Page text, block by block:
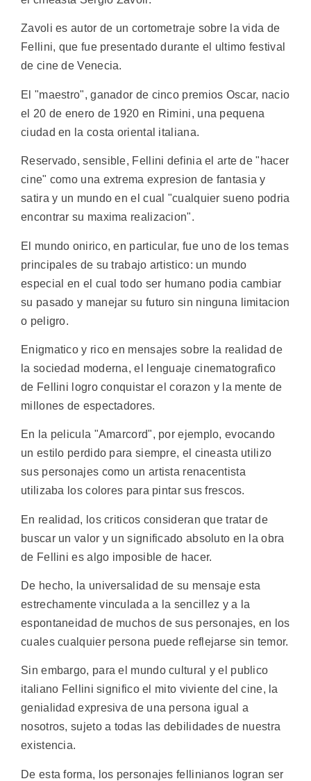
Zavoli es autor de un cortometraje sobre la vida de
Fellini, que fue presentado durante el ultimo festival
de cine de Venecia.
El "maestro", ganador de cinco premios Oscar, nacio
el 20 de enero de 1920 en Rimini, una pequena
ciudad en la costa oriental italiana.
Reservado, sensible, Fellini definia el arte de "hacer
cine" como una extrema expresion de fantasia y
satira y un mundo en el cual "cualquier sueno podria
encontrar su maxima realizacion".
El mundo onirico, en particular, fue uno de los temas
principales de su trabajo artistico: un mundo
especial en el cual todo ser humano podia cambiar
su pasado y manejar su futuro sin ninguna limitacion
o peligro.
Enigmatico y rico en mensajes sobre la realidad de
la sociedad moderna, el lenguaje cinematografico
de Fellini logro conquistar el corazon y la mente de
millones de espectadores.
En la pelicula "Amarcord", por ejemplo, evocando
un estilo perdido para siempre, el cineasta utilizo
sus personajes como un artista renacentista
utilizaba los colores para pintar sus frescos.
En realidad, los criticos consideran que tratar de
buscar un valor y un significado absoluto en la obra
de Fellini es algo imposible de hacer.
De hecho, la universalidad de su mensaje esta
estrechamente vinculada a la sencillez y a la
espontaneidad de muchos de sus personajes, en los
cuales cualquier persona puede reflejarse sin temor.
Sin embargo, para el mundo cultural y el publico
italiano Fellini significo el mito viviente del cine, la
genialidad expresiva de una persona igual a
nosotros, sujeto a todas las debilidades de nuestra
existencia.
De esta forma, los personajes fellinianos logran ser